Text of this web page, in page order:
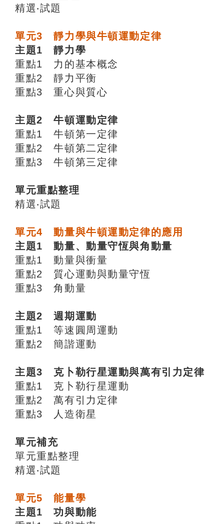
精選‧試題
單元3 靜力學與牛頓運動定律
主題1 靜力學
重點1 力的基本概念
重點2 靜力平衡
重點3 重心與質心
主題2 牛頓運動定律
重點1 牛頓第一定律
重點2 牛頓第二定律
重點3 牛頓第三定律
單元重點整理
精選‧試題
單元4 動量與牛頓運動定律的應用
主題1 動量、動量守恆與角動量
重點1 動量與衝量
重點2 質心運動與動量守恆
重點3 角動量
主題2 週期運動
重點1 等速圓周運動
重點2 簡諧運動
主題3 克卜勒行星運動與萬有引力定律
重點1 克卜勒行星運動
重點2 萬有引力定律
重點3 人造衛星
單元補充
單元重點整理
精選‧試題
單元5 能量學
主題1 功與動能